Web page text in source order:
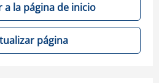
a la página de inicio
página